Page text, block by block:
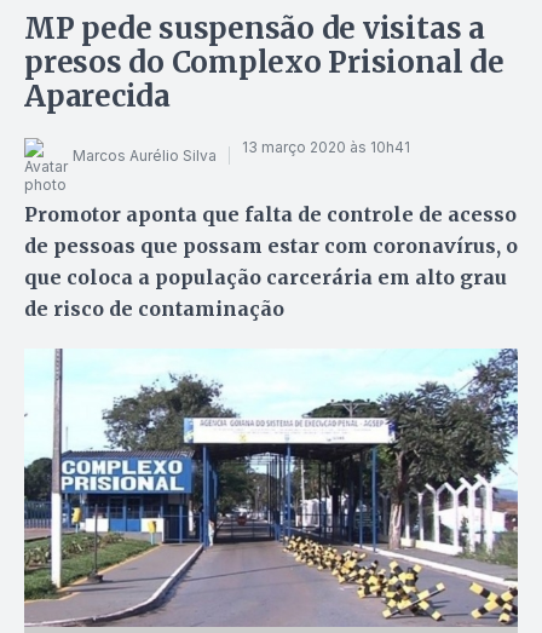
MP pede suspensão de visitas a
presos do Complexo Prisional de
Aparecida
Marcos Aurélio Silva 13 março 2020 às 10h41
Promotor aponta que falta de controle de acesso
de pessoas que possam estar com coronavírus, o
que coloca a população carcerária em alto grau
de risco de contaminação